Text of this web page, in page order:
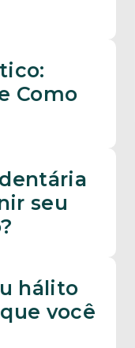
Como
seu
hálito
você